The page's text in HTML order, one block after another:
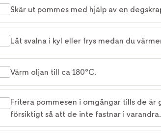
Skär ut pommes med hjälp av en
Låt svalna i kyl eller frys medan du
Värm oljan till ca 180°C.
Fritera pommesen i omgångar tills de är
försiktigt så att de inte fastnar i varandra.